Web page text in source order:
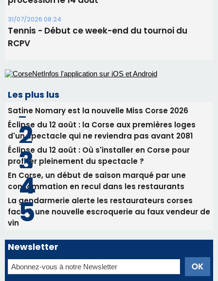
Les plus lus
Satine Nomary est la nouvelle Miss Corse 2026
Éclipse du 12 août : la Corse aux premières loges
d'un spectacle qui ne reviendra pas avant 2081
profiter pleinement du spectacle ?
consommation en recul dans les restaurants
La gendarmerie alerte les restaurateurs corses
face à une nouvelle escroquerie au faux vendeur de
vin
Newsletter
Inscrivez-vous à la newsletter de CNI et recevez par
email les infos les plus importantes et une sélection de
nos meilleurs articles